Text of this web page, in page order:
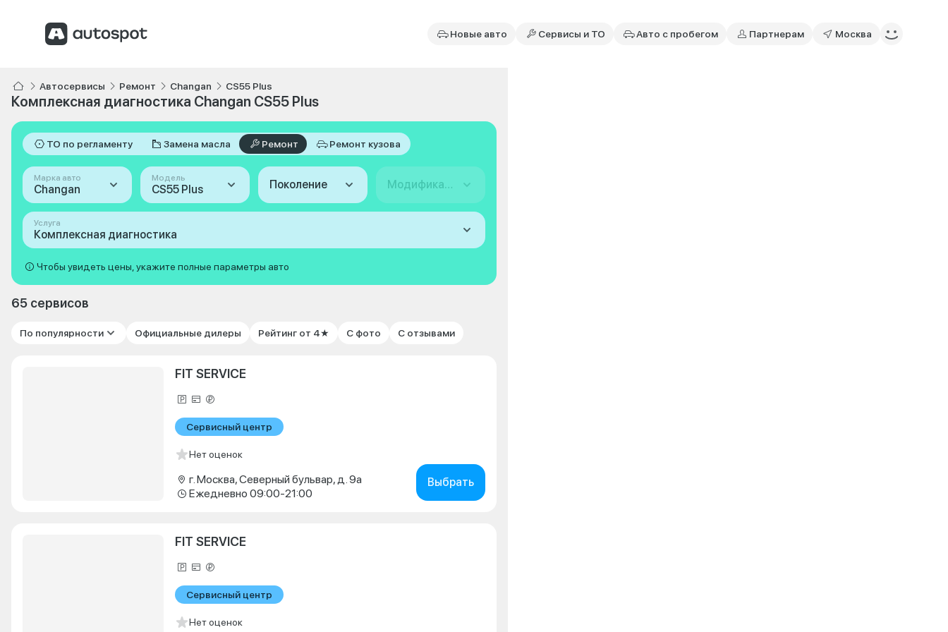
Новые авто Сервисы и ТО Авто с пробегом Партнерам Москва
Автосервисы Ремонт Changan CS55 Plus
Комплексная диагностика Changan CS55 Plus
ТО по регламенту Замена масла Ремонт Ремонт кузова
Марка авто
Changan
Модель
CS55 Plus Поколение Модификация
Услуга
Комплексная диагностика
Чтобы увидеть цены, укажите полные параметры авто
65 сервисов
По популярности Официальные дилеры Рейтинг от 4★ С фото С отзывами
FIT SERVICE
Сервисный центр
Нет оценок
г. Москва, Северный бульвар, д. 9а
Ежедневно 09:00-21:00
Выбрать
FIT SERVICE
Сервисный центр
Нет оценок